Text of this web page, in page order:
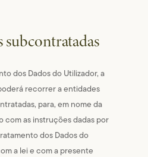
subcontratadas
dos Dados do Utilizador, a
recorrer a entidades
para, em nome da
com as instruções dadas por
dos Dados do
a lei e com a presente